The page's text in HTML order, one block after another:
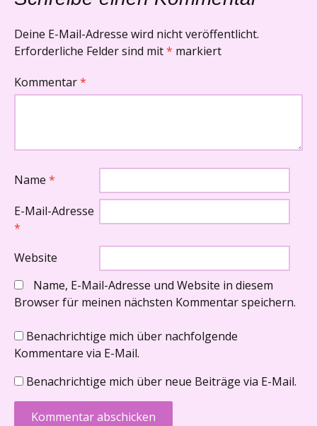
Deine E-Mail-Adresse wird nicht veröffentlicht.
Erforderliche Felder sind mit* markiert
Kommentar*
Name *
E-Mail-Adresse
*
Website
Name, E-Mail-Adresse und Website in diesem
Browser für meinen nächsten Kommentar speichern.
Benachrichtige mich über nachfolgende
Kommentare via E-Mail.
Benachrichtige mich über neue Beiträge via E-Mail.